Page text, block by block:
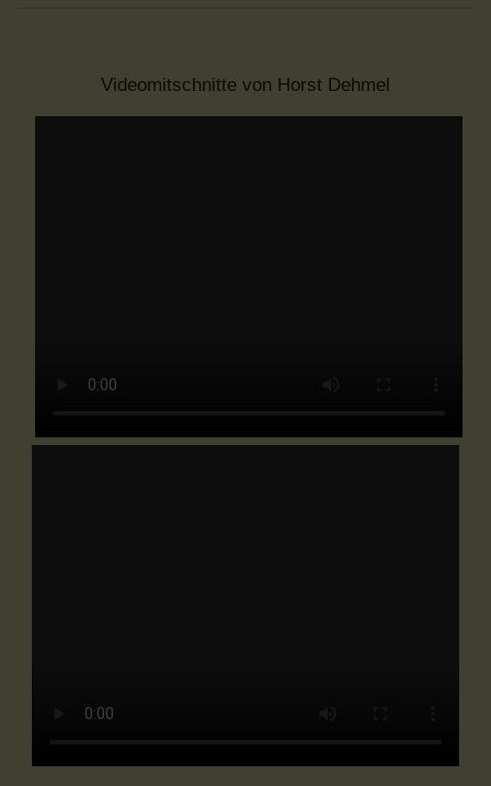
Videomitschnitte von Horst Dehmel